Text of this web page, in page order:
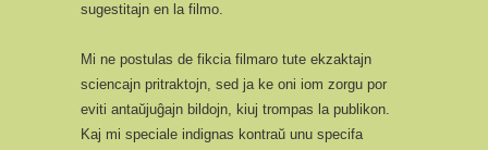
sugestitajn en la filmo.
Mi ne postulas de fikcia filmaro tute ekzaktajn
sciencajn pritraktojn, sed ja ke oni iom zorgu por
eviti antaŭjuĝajn bildojn, kiuj trompas la publikon.
Kaj mi speciale indignas kontraŭ unu specifa